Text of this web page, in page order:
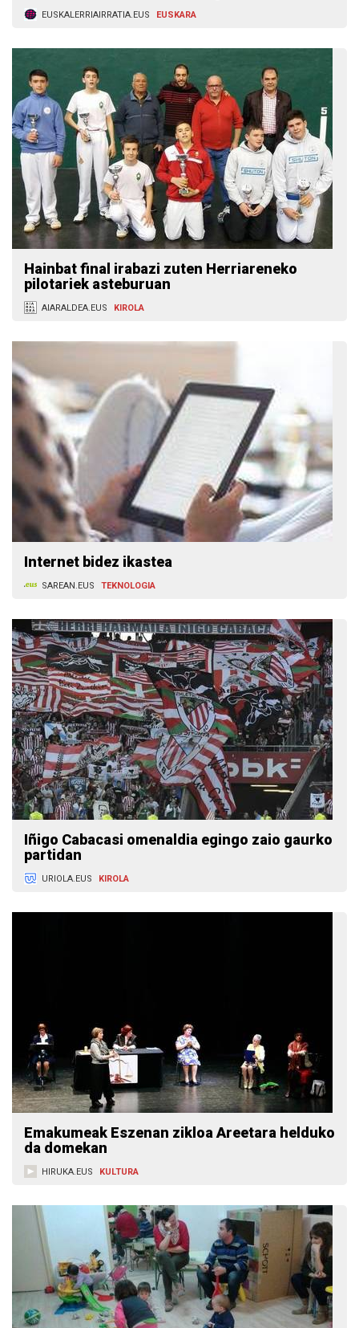
EUSKALERRIAIRRATIA.EUS EUSKARA
Hainbat final irabazi zuten Herriareneko
pilotariek asteburuan
AIARALDEA.EUS KIROLA
Internet bidez ikastea
SAREAN.EUS TEKNOLOGIA
Iñigo Cabacasi omenaldia egingo zaio gaurko
partidan
URIOLA.EUS KIROLA
Emakumeak Eszenan zikloa Areetara helduko
da domekan
HIRUKA.EUS KULTURA